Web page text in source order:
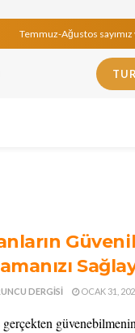
Temmuz-Ağustos sayımız
DERGISI OCAK 31,